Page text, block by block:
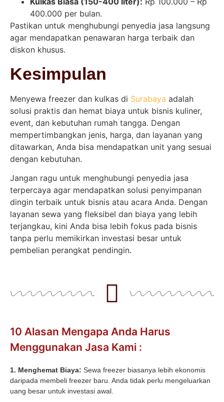
400.000 per bulan.
Pastikan untuk menghubungi penyedia jasa langsung
agar mendapatkan penawaran harga terbaik dan
diskon khusus.
Kesimpulan
Menyewa freezer dan kulkas di Surabaya adalah
solusi praktis dan hemat biaya untuk bisnis kuliner,
event, dan kebutuhan rumah tangga. Dengan
mempertimbangkan jenis, harga, dan layanan yang
ditawarkan, Anda bisa mendapatkan unit yang sesuai
dengan kebutuhan.
Jangan ragu untuk menghubungi penyedia jasa
terpercaya agar mendapatkan solusi penyimpanan
dingin terbaik untuk bisnis atau acara Anda. Dengan
layanan sewa yang fleksibel dan biaya yang lebih
terjangkau, kini Anda bisa lebih fokus pada bisnis
tanpa perlu memikirkan investasi besar untuk
pembelian perangkat pendingin.
10 Alasan Mengapa Anda Harus
Menggunakan Jasa Kami :
1. Menghemat Biaya: Sewa freezer biasanya lebih ekonomis
daripada membeli freezer baru. Anda tidak perlu mengeluarkan
uang besar untuk investasi awal.